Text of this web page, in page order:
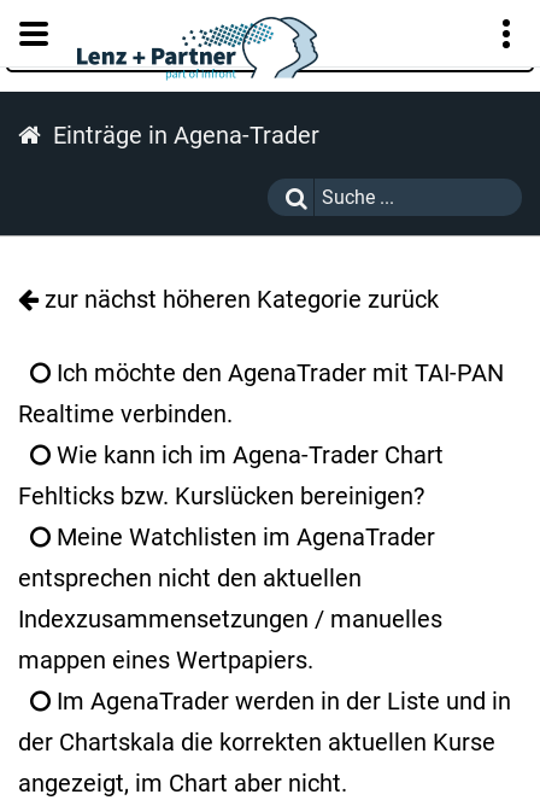
KUNDENPORTAL
Einträge in Agena-Trader
zur nächst höheren Kategorie zurück
Ich möchte den AgenaTrader mit TAI-PAN
Realtime verbinden.
Wie kann ich im Agena-Trader Chart
Fehlticks bzw. Kurslücken bereinigen?
Meine Watchlisten im AgenaTrader
entsprechen nicht den aktuellen
Indexzusammensetzungen / manuelles
mappen eines Wertpapiers.
Im AgenaTrader werden in der Liste und in
der Chartskala die korrekten aktuellen Kurse
angezeigt, im Chart aber nicht.